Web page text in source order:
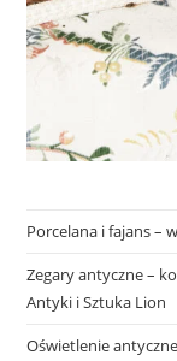
Porcelana i fajans –
Zegary antyczne –
Antyki i Sztuka Lion
Oświetlenie